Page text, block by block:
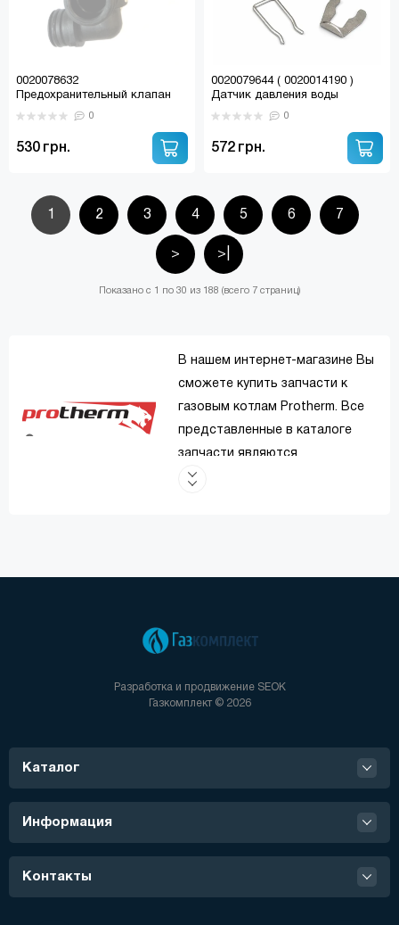
0020078632
Предохранительный клапан
PROTHERM, SAUNIER DUVAL
угловой 0020129724
0
530 грн.
0020079644 ( 0020014190 )
Датчик давления воды
VAILLANT / PROTHERM /
SAUNIER DUVAL / RENOVA
STAR / VIESSMANN ( S57205)
0
572 грн.
1 2 3 4 5 6 7
> >|
Показано с 1 по 30 из 188 (всего 7 страниц)
В нашем интернет-магазине Вы
сможете купить запчасти к
газовым котлам Protherm. Все
представленные в каталоге
запчасти являются
оригинальными, а также имеют
предохранительные клапаны,
клапана, основные и вторичные
теплообменники, датчики NTC,
Protherm доверяют миллионы
потребителей в двадцати пяти
Разработка и продвижение SEOK
Газкомплект © 2026
Каталог
Информация
Контакты